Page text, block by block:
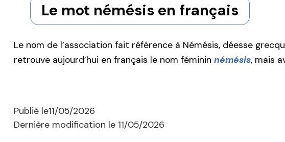
Le mot némésis en français
Le nom de l’association fait référence à Némésis, déesse
retrouve aujourd’hui en français le nom féminin némésis, mais
Publié le11/05/2026
Dernière modification le 11/05/2026